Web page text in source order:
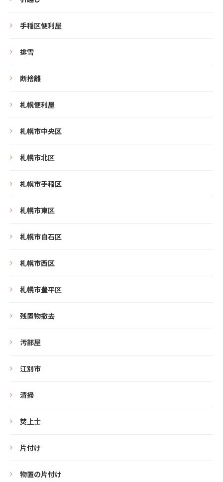
手稲区便利屋
排雪
断捨離
札幌便利屋
札幌市中央区
札幌市北区
札幌市手稲区
札幌市東区
札幌市白石区
札幌市西区
札幌市豊平区
残置物撤去
汚部屋
江別市
清掃
焚上士
片付け
物置の片付け